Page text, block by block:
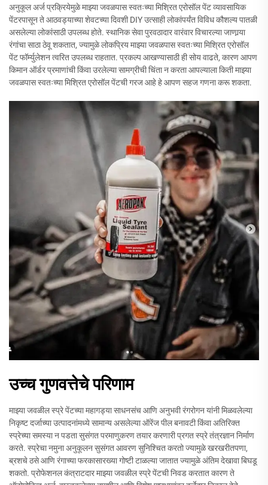
अनुकूल अर्ज प्रक्रियेमुळे माझ्या जवळपास स्वतःच्या मिश्रित एरोसॉल पेंट व्यावसायिक
पेंटरपासून ते आठवड्याच्या शेवटच्या दिवशी DIY उत्साही लोकांपर्यंत विविध कौशल्य पातळी
असलेल्या लोकांसाठी उपलब्ध होते. स्थानिक सेवा पुरवठादार वारंवार विचारल्या जाणार्‍या
रंगांचा साठा ठेवू शकतात, ज्यामुळे लोकप्रिय माझ्या जवळपास स्वतःच्या मिश्रित एरोसॉल
पेंट फॉर्म्युलेशन त्वरित उपलब्ध राहतात. प्रकल्प आखण्यासाठी ही सोय वाढते, कारण आपण
किमान ऑर्डर प्रमाणांची किंवा उरलेल्या सामग्रीची चिंता न करता आपल्याला किती माझ्या
जवळपास स्वतःच्या मिश्रित एरोसॉल पेंटची गरज आहे हे आपण सहज गणना करू शकता.
उच्च गुणवत्तेचे परिणाम
माझ्या जवळील स्प्रे पेंटच्या महागड्या साधनसंच आणि अनुभवी रंगरोगन यांनी मिळवलेल्या
निकृष्ट दर्जाच्या उत्पादनांमध्ये सामान्य असलेल्या ऑरेंज पील बनावटी किंवा अतिरिक्त
स्प्रेच्या समस्या न पडता सुसंगत परमाणुकरण तयार करणारी प्रगत स्प्रे तंत्रज्ञान निर्माण
करते. स्प्रेचा नमुना अनुकूलन सुसंगत आवरण सुनिश्चित करतो ज्यामुळे खरखरीतपणा,
ब्रशचे ठसे आणि रंगाच्या फरकासारख्या गोष्टी टाळल्या जातात ज्यामुळे अंतिम देखावा बिघडू
शकतो. प्रोफेशनल कंत्राटदार माझ्या जवळील स्प्रे पेंटची निवड करतात कारण ते